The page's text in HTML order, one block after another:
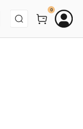
BEJELENTKEZÉS
0